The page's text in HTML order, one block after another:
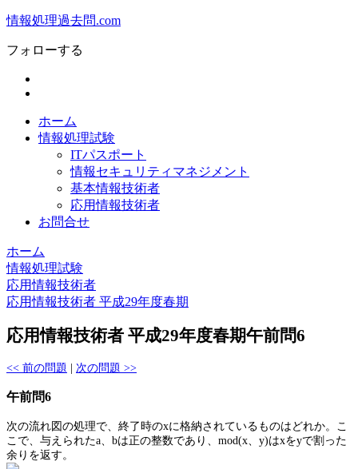
情報処理過去問.com
フォローする
ホーム
情報処理試験
ITパスポート
情報セキュリティマネジメント
基本情報技術者
応用情報技術者
お問合せ
ホーム
情報処理試験
応用情報技術者
応用情報技術者 平成29年度春期
応用情報技術者 平成29年度春期午前問6
<< 前の問題 次の問題 >>
午前問6
次の流れ図の処理で、終了時のxに格納されているものはどれか。こ
こで、与えられたa、bは正の整数であり、mod(x、y)はxをyで割った
余りを返す。